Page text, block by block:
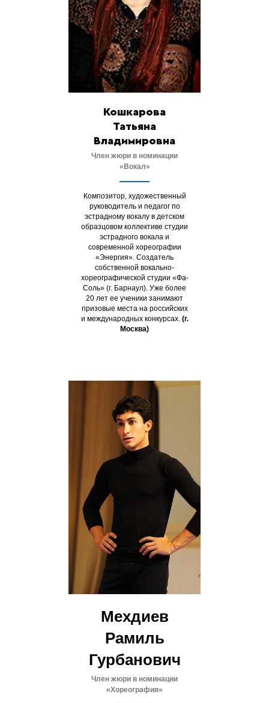
Кошкарова
Татьяна
Владимировна
Член жюри в номинации
«Вокал»
Композитор, художественный
руководитель и педагог по
эстрадному вокалу в детском
образцовом коллективе студии
эстрадного вокала и
современной хореографии
«Энергия». Создатель
собственной вокально-
хореографической студии «Фа-
Соль» (г. Барнаул). Уже более
20 лет ее ученики занимают
призовые места на российских
и международных конкурсах. (г.
Москва)
Мехдиев
Рамиль
Гурбанович
Член жюри в номинации
«Хореография»